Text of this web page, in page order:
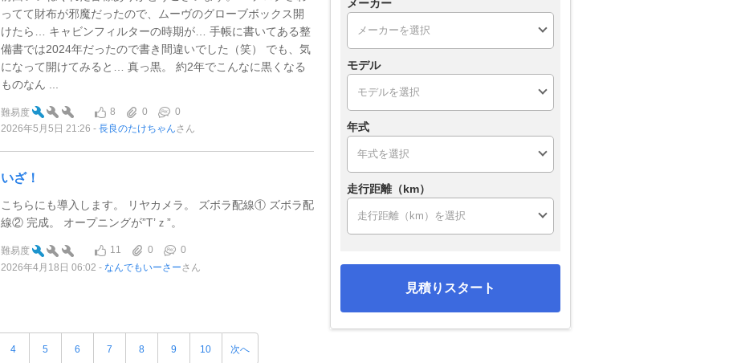
ってて財布が邪魔だったので、ムーヴのグローブボックス開
けたら… キャビンフィルターの時期が… 手帳に書いてある整
備書では2024年だったので書き間違いでした（笑） でも、気
になって開けてみると… 真っ黒。 約2年でこんなに黒くなる
ものなん ...
難易度 8 0
0
2026年5月5日 21:26
長良のたけちゃんさん
いざ！
こちらにも導入します。 リヤカメラ。 ズボラ配線① ズボラ配
線② 完成。 オープニングが”T’ｚ”。
難易度 11 0
0
2026年4月18日 06:02
なんでもいーさーさん
4 5 6 7 8 9 10 次へ
メーカー
モデル
年式
走行距離（km）
見積りスタート